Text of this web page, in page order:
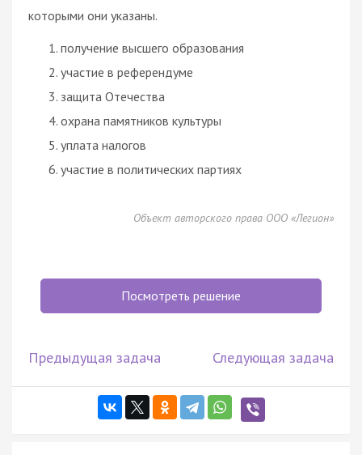
которыми они указаны.
получение высшего образования
участие в референдуме
защита Отечества
охрана памятников культуры
уплата налогов
участие в политических партиях
Объект авторского права ООО «Легион»
Посмотреть решение
Предыдущая задача Следующая задача